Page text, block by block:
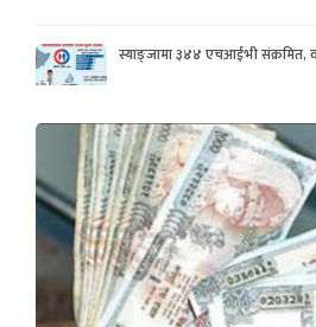
स्याङ्जामा ३४४ एचआईभी संक्रमित,